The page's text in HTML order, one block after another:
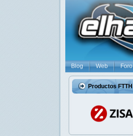
Blog Web Foro
Productos FTTH